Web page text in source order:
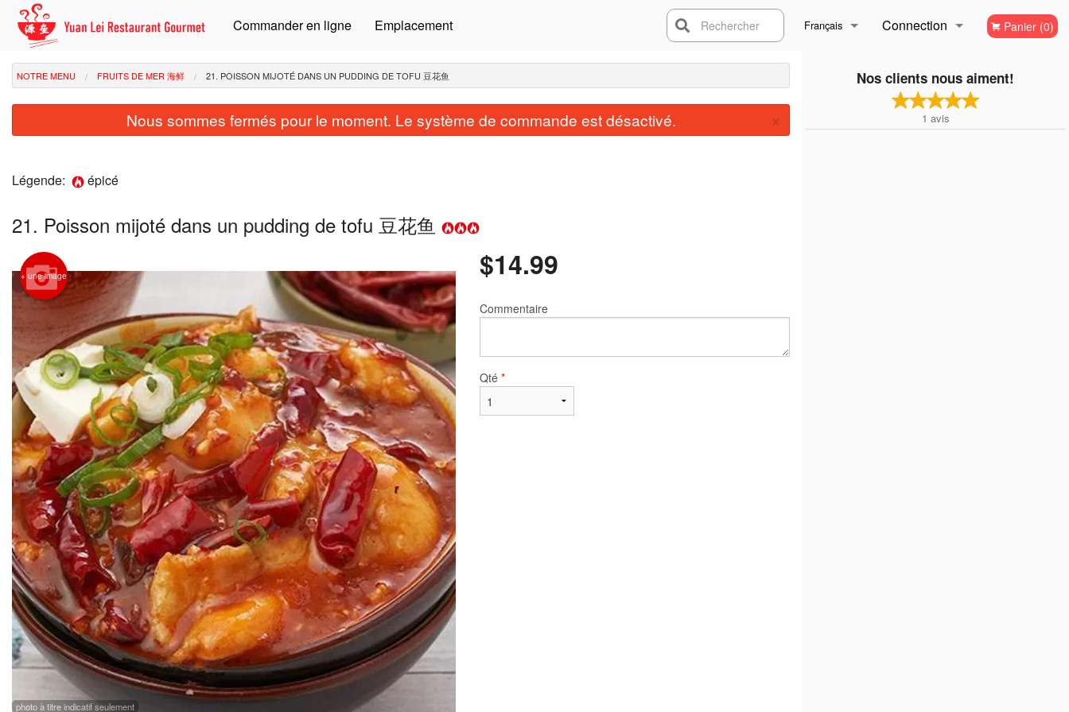
Commander en ligne Emplacement Français
English
Connection
Inscription
Panier (0)
Rechercher
Nos clients nous aiment!
1 avis
NOTRE MENU FRUITS DE MER 海鲜 21. POISSON MIJOTÉ DANS UN PUDDING DE TOFU 豆花鱼
Nous sommes fermés pour le moment. Le système de commande est désactivé. ×
Légende: épicé
21. Poisson mijoté dans un pudding de tofu 豆花鱼
+ une image
photo à titre indicatif seulement
$14.99
Commentaire
Qté *